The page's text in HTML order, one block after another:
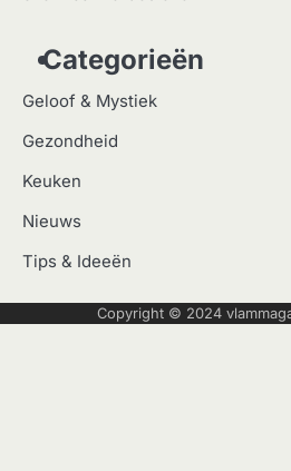
Categorieën
Geloof & Mystiek
Gezondheid
Keuken
Nieuws
Tips & Ideeën
Copyright © 2024